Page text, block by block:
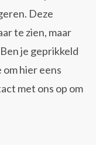
Deze
te zien, maar
je geprikkeld
hier eens
met ons op om